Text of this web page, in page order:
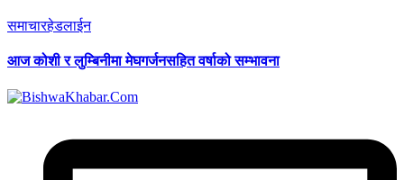
समाचारहेडलाईन
आज कोशी र लुम्बिनीमा मेघगर्जनसहित वर्षाको सम्भावना